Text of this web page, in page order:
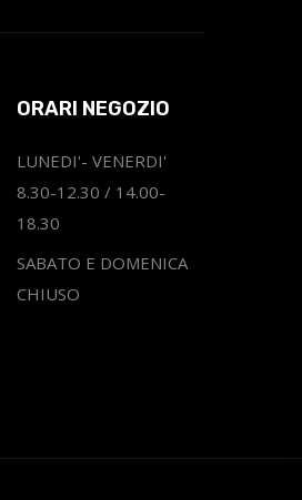
ORARI NEGOZIO
LUNEDI'- VENERDI'
8.30-12.30 / 14.00-
18.30
SABATO E DOMENICA
CHIUSO